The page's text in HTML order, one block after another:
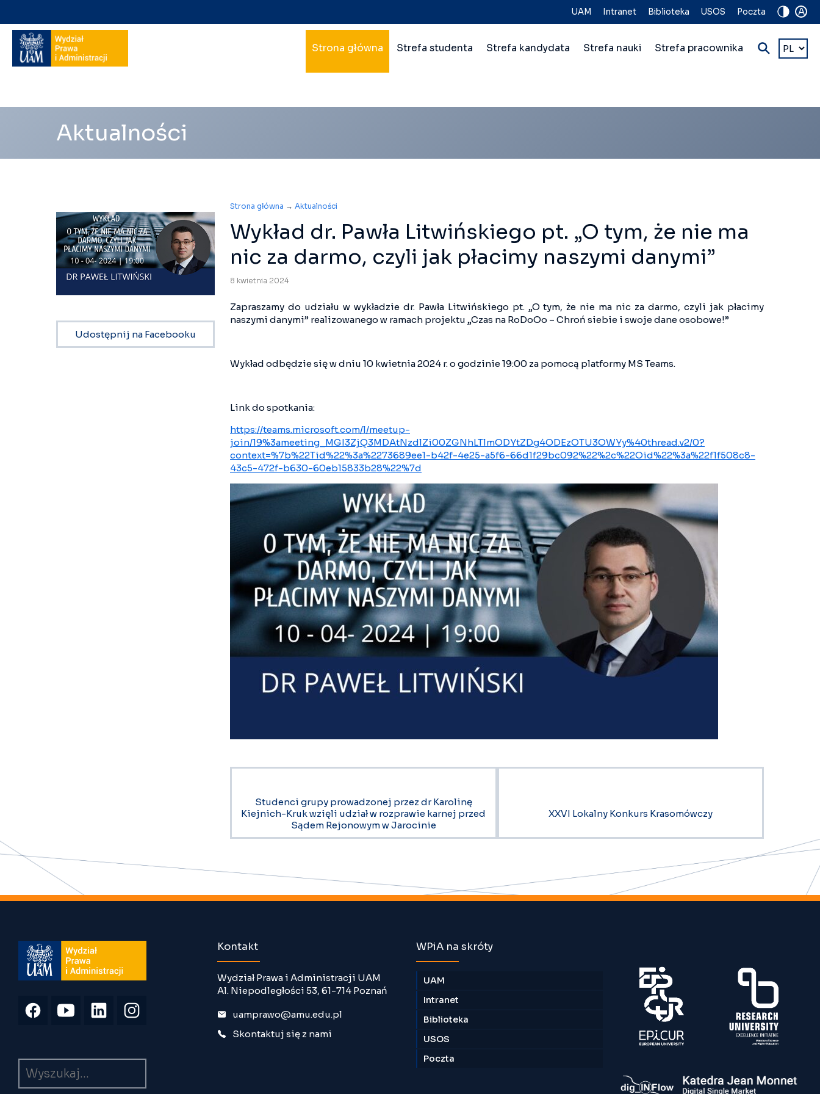
A
Nawigacja
na
skróty
UAM Intranet Biblioteka USOS Poczta
Nawigacja
główna
wielopoziomowa
Strona główna Strefa studenta Strefa kandydata Strefa nauki Strefa pracownika
Wybierz
język
Aktualności
Udostępnij na Facebooku
Strona główna → Aktualności
Wykład dr. Pawła Litwińskiego pt. „O tym, że nie ma
nic za darmo, czyli jak płacimy naszymi danymi”
8 kwietnia 2024
Zapraszamy do udziału w wykładzie dr. Pawła Litwińskiego pt. „O tym, że nie ma nic za darmo, czyli jak płacimy
naszymi danymi” realizowanego w ramach projektu „Czas na RoDoOo – Chroń siebie i swoje dane osobowe!”
Wykład odbędzie się w dniu 10 kwietnia 2024 r. o godzinie 19:00 za pomocą platformy MS Teams.
Link do spotkania:
https://teams.microsoft.com/l/meetup-
join/19%3ameeting_MGI3ZjQ3MDAtNzdlZi00ZGNhLTlmODYtZDg4ODEzOTU3OWYy%40thread.v2/0?
context=%7b%22Tid%22%3a%2273689ee1-b42f-4e25-a5f6-66d1f29bc092%22%2c%22Oid%22%3a%22f1f508c8-
43c5-472f-b630-60eb15833b28%22%7d
Studenci grupy prowadzonej przez dr Karolinę
Kiejnich-Kruk wzięli udział w rozprawie karnej przed
Sądem Rejonowym w Jarocinie
XXVI Lokalny Konkurs Krasomówczy
Kontakt
Wydział Prawa i Administracji UAM
Al. Niepodległości 53, 61-714 Poznań
uamprawo@amu.edu.pl
Skontaktuj się z nami
WPiA na skróty
UAM
Intranet
Biblioteka
USOS
Poczta